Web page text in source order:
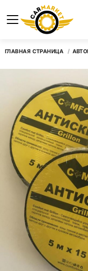
ГЛАВНАЯ СТРАНИЦА